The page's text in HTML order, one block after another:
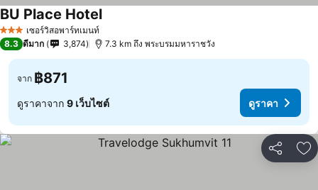
3 ดาว เซอร์วิสอพาร์ทเมนท์
BU Place Hotel
8.3 ดีมาก 3,874 7.3 km ถึง พระบรมมหาราชวัง
จาก ฿871
ดูราคาจาก 9 เว็บไซต์ ดูราคา
แชร์ เ